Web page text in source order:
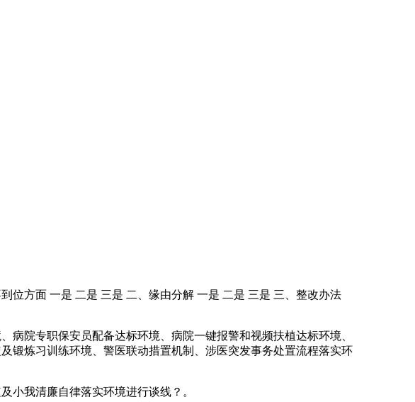
方面 一是 二是 三是 二、缘由分解 一是 二是 三是 三、整改办法
院专职保安员配备达标环境、病院一键报警和视频扶植达标环境、
锻炼习训练环境、警医联动措置机制、涉医突发事务处置流程落实环
我清廉自律落实环境进行谈线？。